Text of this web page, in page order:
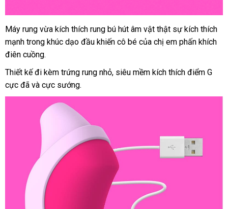
Máy rung vừa kích thích rung bú hút âm vật thật sự kích thích
mạnh trong khúc dạo đầu khiến cô bé nhập
của chị em phấn khích
điên cuồng.
Thiết kế đi kèm trứng rung nhỏnhập
, siêu mềm kích thích điểm G
cực theo
yêu
đã kiểm
tra
và cực sướng.